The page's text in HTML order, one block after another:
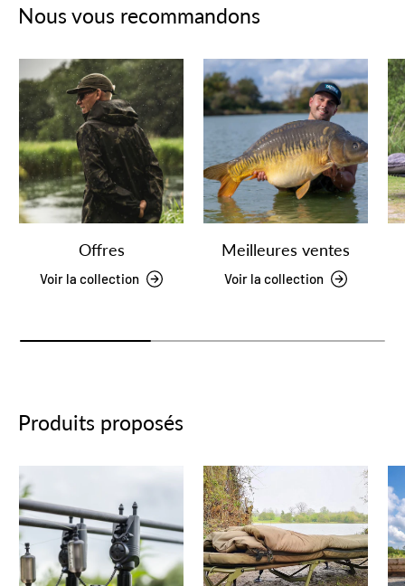
Nous vous recommandons
Offres
Voir la collection
Meilleures ventes
Voir la collection
Produits proposés